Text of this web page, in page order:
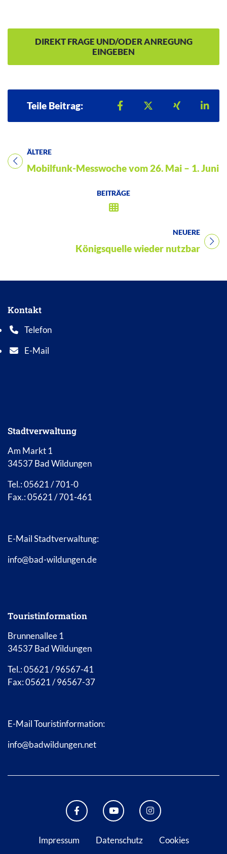
DIREKT FRAGE UND/ODER ANREGUNG
EINGEBEN
Teile Beitrag: Teilen auf Facebook
Teilen auf X
Teilen auf
ÄLTERE
Titel für Beitrag
Mobilfunk-Messwoche vom 26. Mai – 1. Juni
BEITRÄGE
NEUERE
Titel für Beitrag
Königsquelle wieder nutzbar
Kontakt
Telefon
Telefonnummer: 0 5 6 2 1 7 0 1 0
E-Mail
E-Mail Adresse: info@bad-wildungen.de
Stadtverwaltung
Am Markt 1
34537 Bad Wildungen
Tel.: 05621 / 701-0
Fax.: 05621 / 701-461
E-Mail Stadtverwaltung:
info@bad-wildungen.de
Touristinformation
Brunnenallee 1
34537 Bad Wildungen
Tel.: 05621 / 96567-41
Fax: 05621 / 96567-37
E-Mail Touristinformation:
info@badwildungen.net
FACEBOOK BAD WILDUNGEN
YOUTUBE KANAL STADT
INSTAGRAM
Impressum Datenschutz Cookies